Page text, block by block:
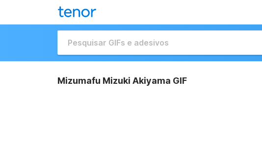
Mizumafu Mizuki Akiyama GIF